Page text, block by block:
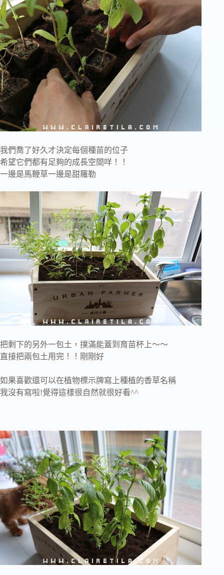
我們喬了好久才決定每個種苗的位子
希望它們都有足夠的成長空間咩！！
一邊是馬鞭草一邊是甜羅勒
把剩下的另外一包土，撲滿能蓋到育苗杯上～～
直接把兩包土用完！！剛剛好
如果喜歡還可以在植物標示牌寫上種植的香草名稱
我沒有寫啦!覺得這樣很自然就很好看^^